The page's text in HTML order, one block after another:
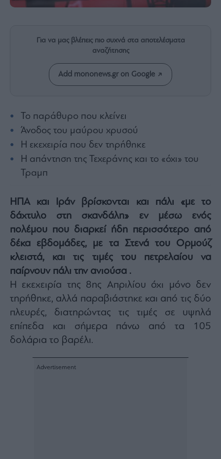
θετικά
Les
Bons
Vivants
Life
&
Style
Υγεία
Architecture
&
Design
Fashion
Art
Watches
Yachts
Table
Για να μας βλέπεις πιο συχνά στα αποτελέσματα
αναζήτησης
Add mononews.gr on Google
Το παράθυρο που κλείνει
Άνοδος του μαύρου χρυσού
Η εκεχειρία που δεν τηρήθηκε
Η απάντηση της Τεχεράνης και το «όχι» του
Τραμπ
ΗΠΑ και Ιράν βρίσκονται και πάλι «με το
δάχτυλο στη σκανδάλη» εν μέσω ενός
πολέμου που διαρκεί ήδη περισσότερο από
δέκα εβδομάδες, με τα Στενά του Ορμούζ
κλειστά, και τις τιμές του πετρελαίου να
παίρνουν πάλι την ανιούσα .
Η εκεχειρία της 8ης Απριλίου όχι μόνο δεν
τηρήθηκε, αλλά παραβιάστηκε και από τις δύο
πλευρές, διατηρώντας τις τιμές σε υψηλά
επίπεδα και σήμερα πάνω από τα 105
δολάρια το βαρέλι.